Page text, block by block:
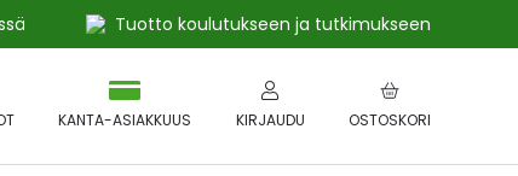
Tuotto koulutukseen ja tutkimukseen
OSTOSKORI
KANTA-ASIAKKUUS KIRJAUDU